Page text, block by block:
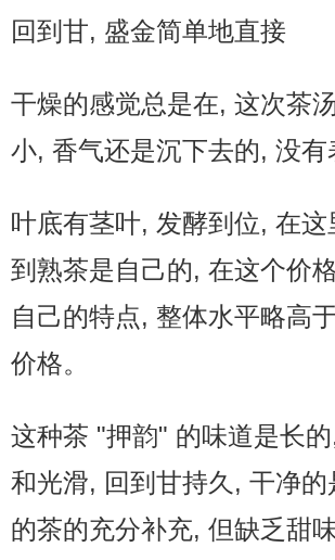
回到甘, 盛金简单地直接
干燥的感觉总是在, 这次茶
小, 香气还是沉下去的, 没有
叶底有茎叶, 发酵到位, 在这
到熟茶是自己的, 在这个价
自己的特点, 整体水平略高
价格。
这种茶 "押韵" 的味道是长
和光滑, 回到甘持久, 干净的
的茶的充分补充, 但缺乏甜